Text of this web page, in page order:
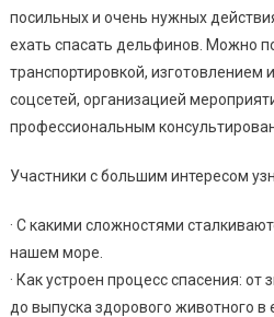
посильных и очень нужных
ехать спасать дельфинов. Можно
транспортировкой, изготовлением
соцсетей, организацией
профессиональным
Участники с большим интересом
· С какими сложностями
нашем море.
· Как устроен процесс спасения:
до выпуска здорового животного в